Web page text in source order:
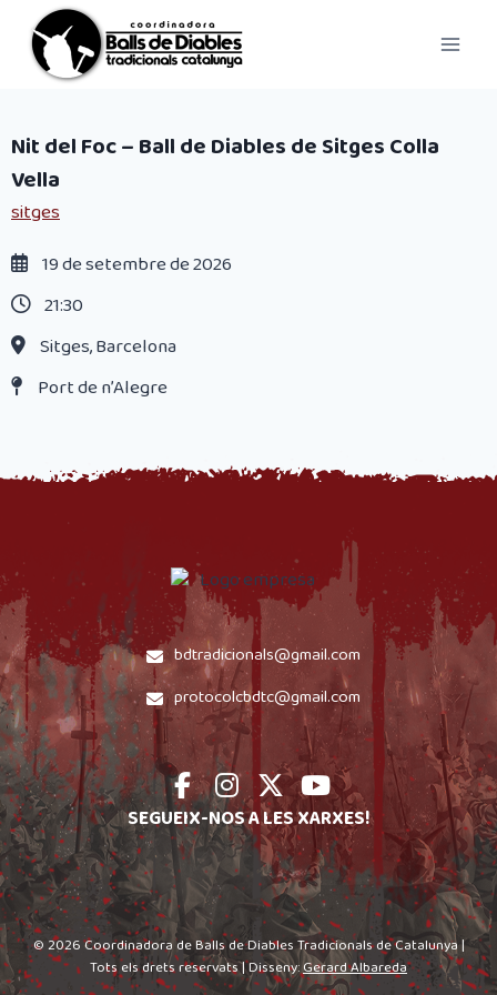
contingut
Nit del Foc – Ball de Diables de Sitges Colla
Vella
sitges
19 de setembre de 2026
21:30
Sitges, Barcelona
Port de n’Alegre
bdtradicionals@gmail.com
protocolcbdtc@gmail.com
SEGUEIX-NOS A LES XARXES!
© 2026 Coordinadora de Balls de Diables Tradicionals de Catalunya |
Tots els drets reservats | Disseny:Gerard Albareda